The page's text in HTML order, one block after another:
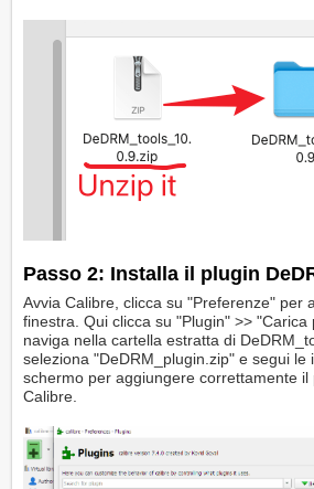
Passo 2: Installa il plugin
Avvia Calibre, clicca su "Preferenze" per
finestra. Qui clicca su "Plugin" >> "Carica
naviga nella cartella estratta di
seleziona "DeDRM_plugin.zip" e segui le
schermo per aggiungere correttamente il
Calibre.